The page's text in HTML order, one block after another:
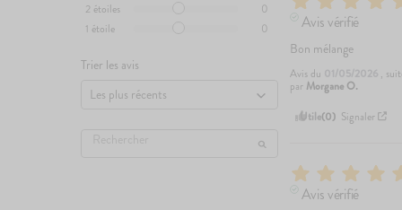
2 étoiles
0
1 étoile 0
Trier les avis
Avis vérifié
Bon mélange
Avis du ,
par Morgane O.
Utile(0) Signaler
Avis vérifié